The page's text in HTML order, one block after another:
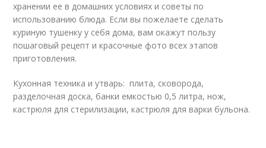
хранении ее в домашних условиях и советы по
использованию блюда. Если вы пожелаете сделать
куриную тушенку у себя дома, вам окажут пользу
пошаговый рецепт и красочные фото всех этапов
приготовления.
Кухонная техника и утварь: плита, сковорода,
разделочная доска, банки емкостью 0,5 литра, нож,
кастрюля для стерилизации, кастрюля для варки бульона.